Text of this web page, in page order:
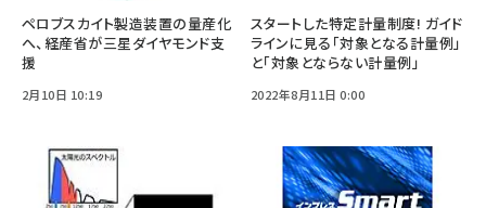
ペロブスカイト製造装置の量産化
へ、経産省が三星ダイヤモンド支
援
2月10日 10:19
スタートした特定計量制度! ガイド
ラインに見る「対象となる計量例」
と「対象とならない計量例」
2022年8月11日 0:00